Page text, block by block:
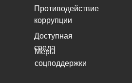
Противодействие
коррупции
Доступная
среда
Меры
соцподдержки